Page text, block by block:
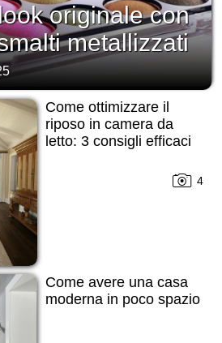
originale con
metallizzati
Come ottimizzare il
riposo in camera da
letto: 3 consigli efficaci
4
Come avere una casa
moderna in poco spazio